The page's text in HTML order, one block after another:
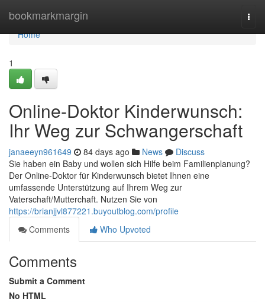
bookmarkmargin
Home
Home
1
Online-Doktor Kinderwunsch:
Ihr Weg zur Schwangerschaft
janaeeyn961649 84 days ago News
Discuss
Sie haben ein Baby und wollen sich Hilfe beim Familienplanung?
Der Online-Doktor für Kinderwunsch bietet Ihnen eine
umfassende Unterstützung auf Ihrem Weg zur
Vaterschaft/Mutterchaft. Nutzen Sie von
https://brianjjvl877221.buyoutblog.com/profile
Comments
Who Upvoted
Comments
Submit a Comment
No HTML